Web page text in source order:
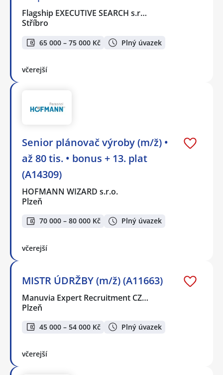
Flagship EXECUTIVE SEARCH s.r…
Stříbro
65 000 – 75 000 Kč Plný úvazek
včerejší
Senior plánovač výroby (m/ž) •
až 80 tis. • bonus + 13. plat
(A14309)
HOFMANN WIZARD s.r.o.
Plzeň
70 000 – 80 000 Kč Plný úvazek
včerejší
MISTR ÚDRŽBY (m/ž) (A11663)
Manuvia Expert Recruitment CZ…
Plzeň
45 000 – 54 000 Kč Plný úvazek
včerejší